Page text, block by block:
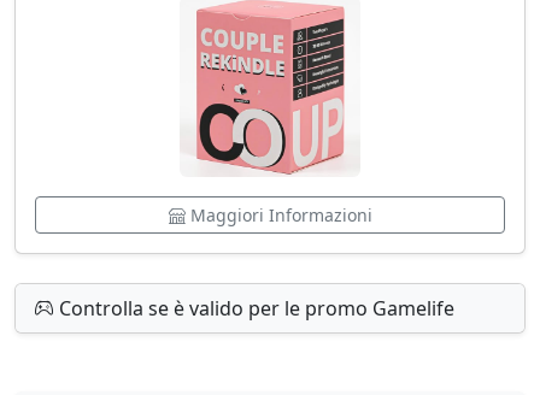
Maggiori Informazioni
Controlla se è valido per le promo Gamelife